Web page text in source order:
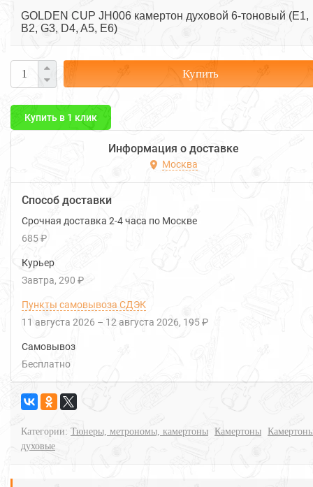
GOLDEN CUP JH006 камертон духовой 6-тоновый (E1,
B2, G3, D4, A5, E6)
Купить
Купить в 1 клик
Информация о доставке
Москва
Способ доставки
Срочная доставка 2-4 часа по Москве
685 ₽
Курьер
Завтра 290 ₽
Пункты самовывоза СДЭК
11 августа 2026 – 12 августа 2026 195 ₽
Самовывоз
Бесплатно
Категории: Тюнеры, метрономы, камертоны Камертоны
духовые